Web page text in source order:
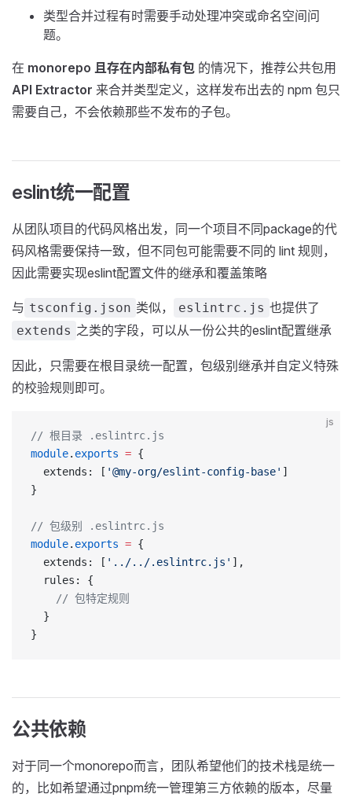
类型合并过程有时需要手动处理冲突或命名空间问
题。
在 monorepo 且存在内部私有包 的情况下，推荐公共包用
API Extractor 来合并类型定义，这样发布出去的 npm 包只
需要自己，不会依赖那些不发布的子包。
eslint统一配置
从团队项目的代码风格出发，同一个项目不同package的代
码风格需要保持一致，但不同包可能需要不同的 lint 规则，
因此需要实现eslint配置文件的继承和覆盖策略
与 tsconfig.json 类似， eslintrc.js 也提供了
extends 之类的字段，可以从一份公共的eslint配置继承
因此，只需要在根目录统一配置，包级别继承并自定义特殊
的校验规则即可。
js
// 根目录 .eslintrc.js
module. exports = {
  extends: [
'@my-org/eslint-config-base' ]
}
// 包级别 .eslintrc.js
module. exports = {
  extends: [
'../../.eslintrc.js' ],
  rules: {
    // 包特定规则
  }
}
公共依赖
对于同一个monorepo而言，团队希望他们的技术栈是统一
的，比如希望通过pnpm统一管理第三方依赖的版本，尽量